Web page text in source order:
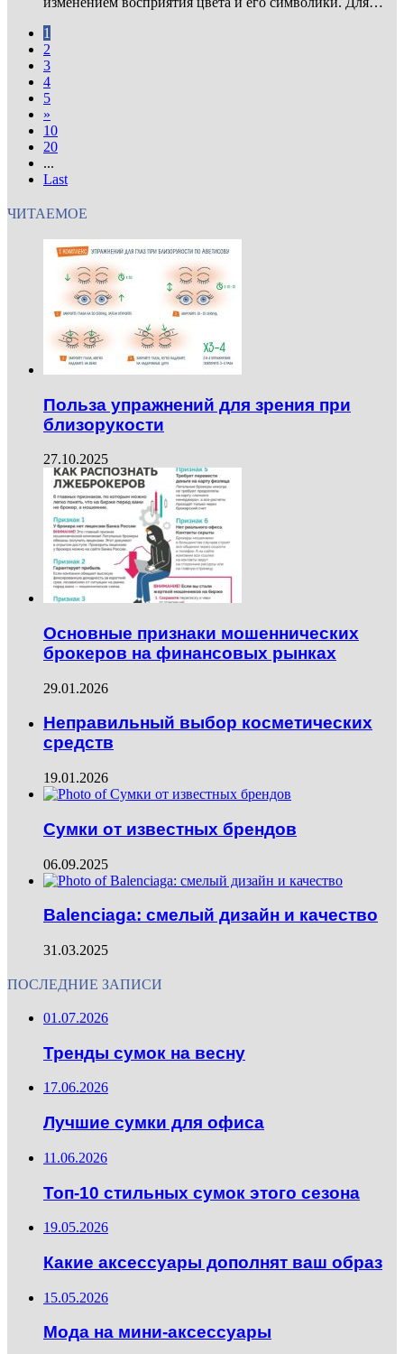
1
2
3
4
5
»
10
20
...
Last
ЧИТАЕМОЕ
Польза упражнений для зрения при
близорукости
27.10.2025
Основные признаки мошеннических
брокеров на финансовых рынках
29.01.2026
Неправильный выбор косметических
средств
19.01.2026
Сумки от известных брендов
06.09.2025
Balenciaga: смелый дизайн и качество
31.03.2025
ПОСЛЕДНИЕ ЗАПИСИ
01.07.2026
Тренды сумок на весну
17.06.2026
Лучшие сумки для офиса
11.06.2026
Топ-10 стильных сумок этого сезона
19.05.2026
Какие аксессуары дополнят ваш образ
15.05.2026
Мода на мини-аксессуары